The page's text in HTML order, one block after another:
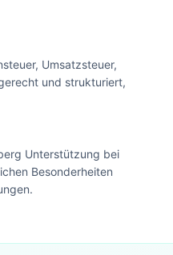
Umsatzsteuer,
und strukturiert,
Unterstützung bei
Besonderheiten